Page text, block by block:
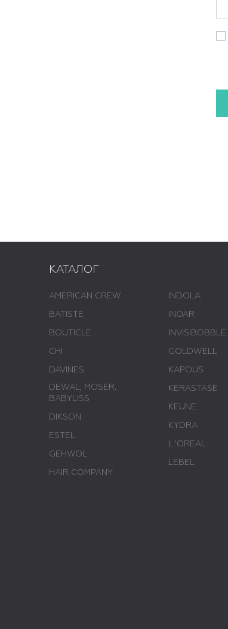
КАТАЛОГ
AMERICAN CREW
BATISTE
BOUTICLE
CHI
DAVINES
DEWAL, MOSER,
BABYLISS
DIKSON
ESTEL
GEHWOL
HAIR COMPANY
INDOLA
INOAR
INVISIBOBBLE
GOLDWELL
KAPOUS
KERASTASE
KEUNE
KYDRA
L 'ОREAL
LEBEL